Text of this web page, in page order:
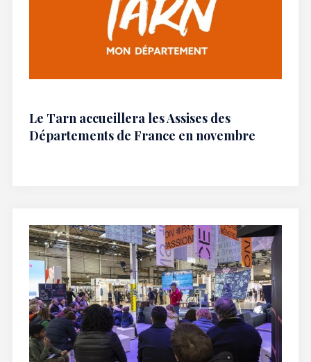
Le Tarn accueillera les Assises des
Départements de France en novembre